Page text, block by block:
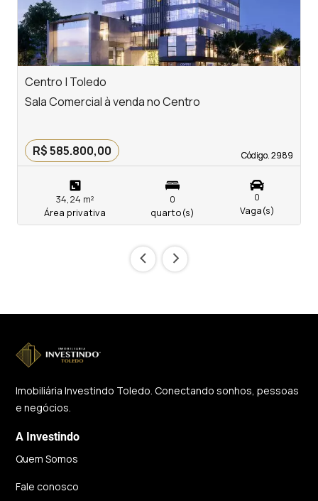
Centro | Toledo
Código. 2989
Código. 2989
Sala Comercial à venda no Centro
R$ 585.800,00
34,24 m²
Área privativa
0
quarto(s)
0
Vaga(s)
‹ ›
Imobiliária Investindo Toledo. Conectando sonhos, pessoas
e negócios.
A Investindo
Quem Somos
Fale conosco